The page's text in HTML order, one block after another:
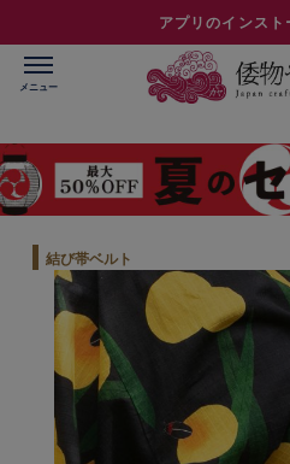
アプリのインスト
結び帯ベルト